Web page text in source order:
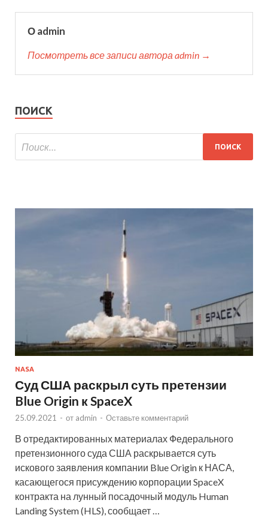
О admin
Посмотреть все записи автора admin →
ПОИСК
NASA
Суд США раскрыл суть претензии
Blue Origin к SpaceX
25.09.2021 - от admin - Оставьте комментарий
В отредактированных материалах Федерального
претензионного суда США раскрывается суть
искового заявления компании Blue Origin к НАСА,
касающегося присуждению корпорации SpaceX
контракта на лунный посадочный модуль Human
Landing System (HLS), сообщает …